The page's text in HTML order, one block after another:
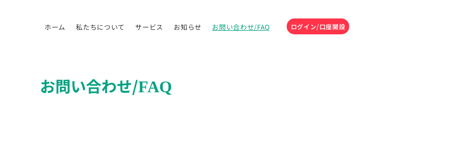
ホーム 私たちについて サービス お知らせ お問い合わせ/FAQ ログイン/口座開設
お問い合わせ/FAQ